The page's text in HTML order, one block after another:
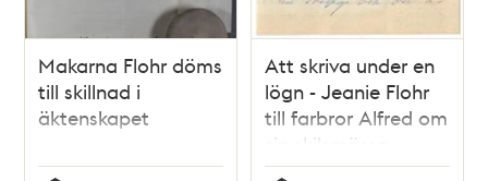
Makarna Flohr döms
till skillnad i
äktenskapet
Att skriva under en
lögn - Jeanie Flohr
till farbror Alfred om
sin skilsmässa